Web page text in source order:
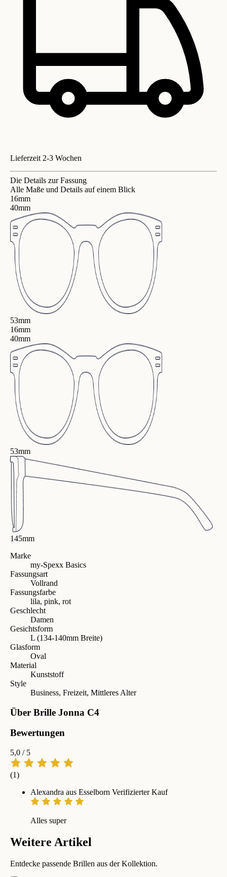
Lieferzeit 2-3 Wochen
Die Details zur Fassung
Alle Maße und Details auf einem Blick
16mm
40mm
53mm
16mm
40mm
53mm
145mm
Marke
my-Spexx Basics
Fassungsart
Vollrand
Fassungsfarbe
lila, pink, rot
Geschlecht
Damen
Gesichtsform
L (134-140mm Breite)
Glasform
Oval
Material
Kunststoff
Style
Business, Freizeit, Mittleres Alter
Über Brille Jonna C4
Bewertungen
5,0 / 5
(1)
Alexandra aus Esselborn Verifizierter Kauf
Alles super
Weitere Artikel
Entdecke passende Brillen aus der Kollektion.